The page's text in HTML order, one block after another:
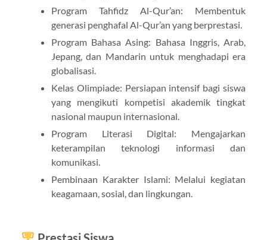
Program Tahfidz Al-Qur’an: Membentuk
generasi penghafal Al-Qur’an yang berprestasi.
Program Bahasa Asing: Bahasa Inggris, Arab,
Jepang, dan Mandarin untuk menghadapi era
globalisasi.
Kelas Olimpiade: Persiapan intensif bagi siswa
yang mengikuti kompetisi akademik tingkat
nasional maupun internasional.
Program Literasi Digital: Mengajarkan
keterampilan teknologi informasi dan
komunikasi.
Pembinaan Karakter Islami: Melalui kegiatan
keagamaan, sosial, dan lingkungan.